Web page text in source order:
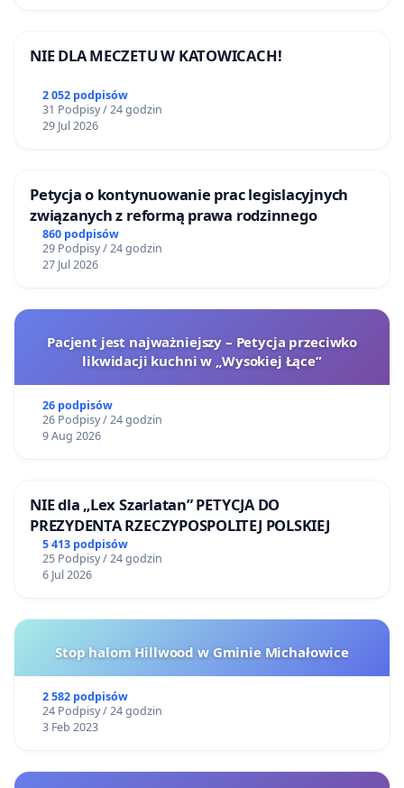
NIE DLA MECZETU W KATOWICACH!
2 052 podpisów
31 Podpisy / 24 godzin
29 Jul 2026
Petycja o kontynuowanie prac legislacyjnych
związanych z reformą prawa rodzinnego
860 podpisów
29 Podpisy / 24 godzin
27 Jul 2026
Pacjent jest najważniejszy – Petycja przeciwko
likwidacji kuchni w „Wysokiej Łące”
26 podpisów
26 Podpisy / 24 godzin
9 Aug 2026
NIE dla „Lex Szarlatan” PETYCJA DO
PREZYDENTA RZECZYPOSPOLITEJ POLSKIEJ
5 413 podpisów
25 Podpisy / 24 godzin
6 Jul 2026
Stop halom Hillwood w Gminie Michałowice
2 582 podpisów
24 Podpisy / 24 godzin
3 Feb 2023